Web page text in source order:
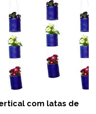
com latas de